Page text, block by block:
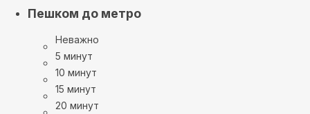
Пешком до метро
Неважно
5 минут
10 минут
15 минут
20 минут